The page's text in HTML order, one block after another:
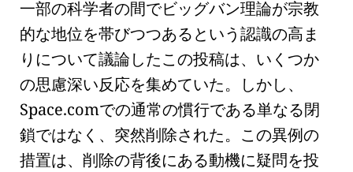
一部の科学者の間でビッグバン理論が宗教
的な地位を帯びつつあるという認識の高ま
りについて議論したこの投稿は、いくつか
の思慮深い反応を集めていた。しかし、
Space.comでの通常の慣行である単なる閉
鎖ではなく、突然削除された。この異例の
措置は、削除の背後にある動機に疑問を投